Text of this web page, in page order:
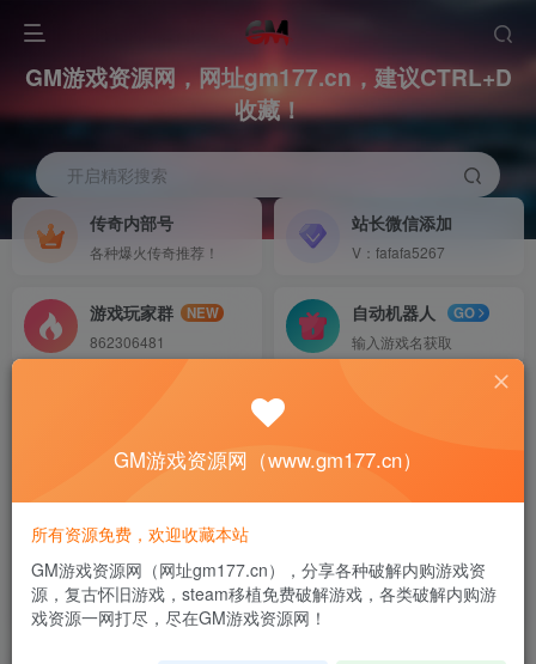
GM游戏资源网，网址gm177.cn，建议CTRL+D
收藏！
开启精彩搜索
传奇内部号
各种爆火传奇推荐！
站长微信添加
V：fafafa5267
游戏玩家群
NEW
862306481
自动机器人
GO
输入游戏名获取
【安卓】大侠立志传最新版，联动逸剑风云决DLC+内置
作弊控制台
首页 破解游戏 正文
GM游戏资源网（www.gm177.cn）
所有资源免费，欢迎收藏本站
GM游戏资源网（网址gm177.cn），分享各种破解内购游戏资
源，复古怀旧游戏，steam移植免费破解游戏，各类破解内购游
戏资源一网打尽，尽在GM游戏资源网！